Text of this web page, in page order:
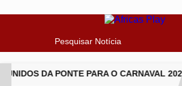
Pesquisar Notícia
DA PONTE PARA O CARNAVAL 2027